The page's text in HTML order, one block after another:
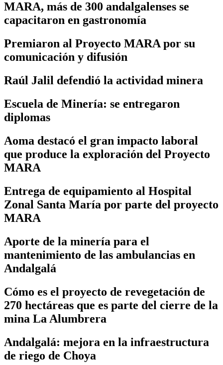
MARA, más de 300 andalgalenses se
capacitaron en gastronomía
Premiaron al Proyecto MARA por su
comunicación y difusión
Raúl Jalil defendió la actividad minera
Escuela de Minería: se entregaron
diplomas
Aoma destacó el gran impacto laboral
que produce la exploración del Proyecto
MARA
Entrega de equipamiento al Hospital
Zonal Santa María por parte del proyecto
MARA
Aporte de la minería para el
mantenimiento de las ambulancias en
Andalgalá
Cómo es el proyecto de revegetación de
270 hectáreas que es parte del cierre de la
mina La Alumbrera
Andalgalá: mejora en la infraestructura
de riego de Choya